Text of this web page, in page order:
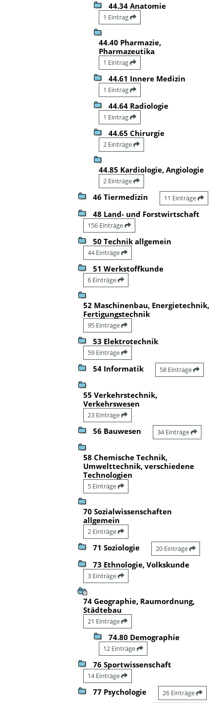
44.34 Anatomie
1 Eintrag
44.40 Pharmazie,
Pharmazeutika
1 Eintrag
44.61 Innere Medizin
1 Eintrag
44.64 Radiologie
1 Eintrag
44.65 Chirurgie
2 Einträge
44.85 Kardiologie, Angiologie
2 Einträge
46 Tiermedizin 11 Einträge
48 Land- und Forstwirtschaft
156 Einträge
50 Technik allgemein
44 Einträge
51 Werkstoffkunde
6 Einträge
52 Maschinenbau, Energietechnik,
Fertigungstechnik
95 Einträge
53 Elektrotechnik
59 Einträge
54 Informatik 58 Einträge
55 Verkehrstechnik,
Verkehrswesen
23 Einträge
56 Bauwesen 34 Einträge
58 Chemische Technik,
Umwelttechnik, verschiedene
Technologien
5 Einträge
70 Sozialwissenschaften
allgemein
2 Einträge
71 Soziologie 20 Einträge
73 Ethnologie, Volkskunde
3 Einträge
74 Geographie, Raumordnung,
Städtebau
21 Einträge
74.80 Demographie
12 Einträge
76 Sportwissenschaft
14 Einträge
77 Psychologie 26 Einträge